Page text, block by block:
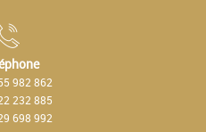
982 862
232 885
698 992